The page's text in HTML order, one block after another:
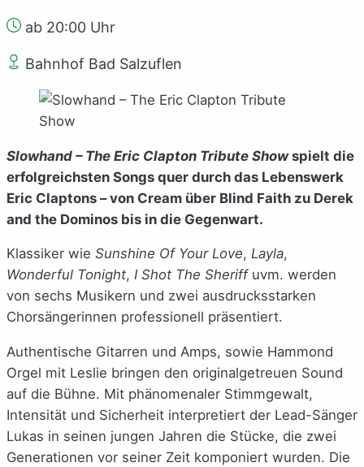
ab 20:00 Uhr
Bahnhof Bad Salzuflen
Slowhand – The Eric Clapton Tribute Showspielt die
erfolgreichsten Songs quer durch das Lebenswerk
Eric Claptons – von Cream über Blind Faith zu Derek
and the Dominos bis in die Gegenwart.
Klassiker wie Sunshine Of Your Love, Layla,
Wonderful Tonight, I Shot The Sheriffuvm. werden
von sechs Musikern und zwei ausdrucksstarken
Chorsängerinnen professionell präsentiert.
Authentische Gitarren und Amps, sowie Hammond
Orgel mit Leslie bringen den originalgetreuen Sound
auf die Bühne. Mit phänomenaler Stimmgewalt,
Intensität und Sicherheit interpretiert der Lead-Sänger
Lukas in seinen jungen Jahren die Stücke, die zwei
Generationen vor seiner Zeit komponiert wurden. Die